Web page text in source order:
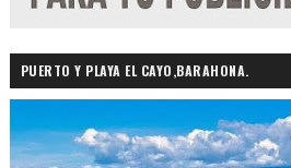
PUERTO Y PLAYA EL CAYO,BARAHONA.